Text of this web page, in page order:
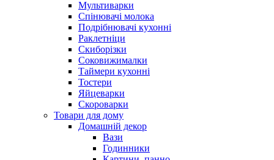
Мультиварки
Спінювачі молока
Подрібнювачі кухонні
Раклетніци
Скиборізки
Соковижималки
Таймери кухонні
Тостери
Яйцеварки
Скороварки
Товари для дому
Домашній декор
Вази
Годинники